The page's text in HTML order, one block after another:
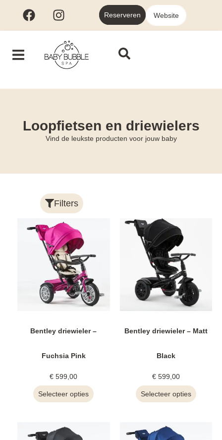
Reserveren Website
Loopfietsen en driewielers
Vind de leukste producten voor jouw baby
Filters
Bentley driewieler –
Fuchsia Pink
€ 599,00
Selecteer opties
Bentley driewieler – Matt
Black
€599,00
Selecteer opties